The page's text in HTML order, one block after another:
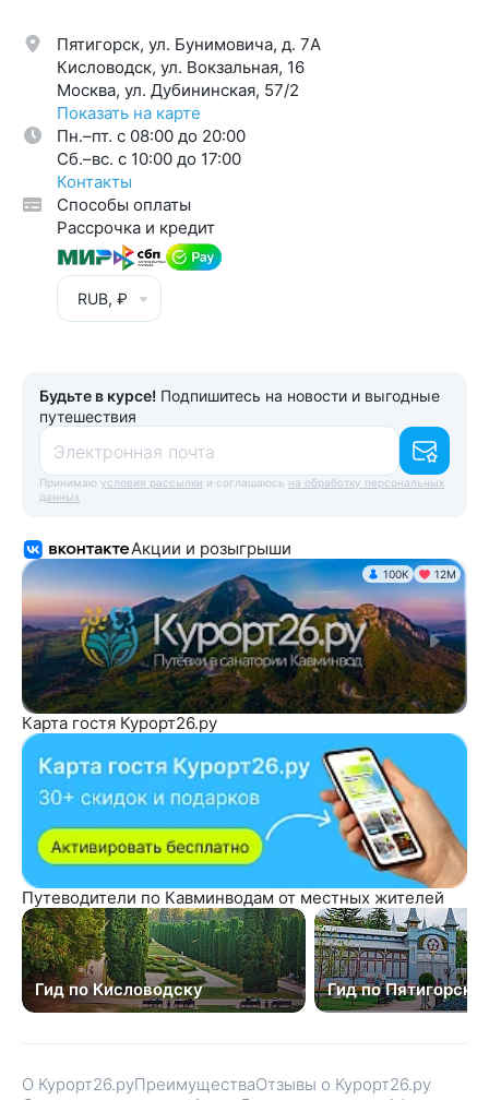
Пятигорск, ул. Бунимовича, д. 7A
Кисловодск, ул. Вокзальная, 16
Москва, ул. Дубининская, 57/2
Показать на карте
Пн.–пт. с 08:00 до 20:00
Cб.–вс. с 10:00 до 17:00
Контакты
Способы оплаты
Рассрочка и кредит
RUB, ₽
Будьте в курсе! Подпишитесь на новости и выгодные
путешествия
Электронная почта
Принимаю условия рассылки и соглашаюсь на обработку персональных
данных
Акции и розыгрыши
100K 12М
Карта гостя Курорт26.ру
Путеводители по Кавминводам от местных жителей
Гид по Кисловодску Гид по Пятигорску
О Курорт26.руПреимуществаОтзывы о Курорт26.ру